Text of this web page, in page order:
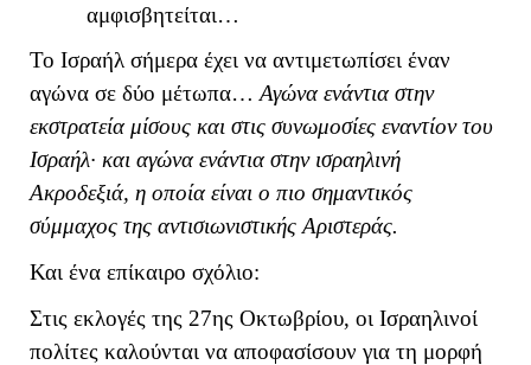
αμφισβητείται…
Το Ισραήλ σήμερα έχει να αντιμετωπίσει έναν
αγώνα σε δύο μέτωπα…Αγώνα ενάντια στην
εκστρατεία μίσους και στις συνωμοσίες εναντίον του
Ισραήλ· και αγώνα ενάντια στην ισραηλινή
Ακροδεξιά, η οποία είναι ο πιο σημαντικός
σύμμαχος της αντισιωνιστικής Αριστεράς.
Και ένα επίκαιρο σχόλιο:
Στις εκλογές της 27ης Οκτωβρίου, οι Ισραηλινοί
πολίτες καλούνται να αποφασίσουν για τη μορφή